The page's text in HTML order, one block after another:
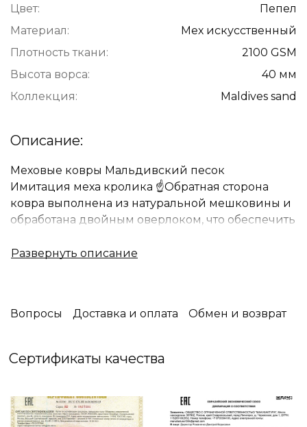
Цвет:
Пепел
Материал:
Мех искусственный
Плотность ткани:
2100 GSM
Высота ворса:
40 мм
Коллекция:
Maldivеs sand
Описание:
Меховые ковры Мальдивский песок
Имитация меха кролика ☝Обратная сторона
ковра выполнена из натуральной мешковины и
обработана двойным оверлоком, что обеспечить
⚜️Роскошные , стильные ,мягкие ,придают
с ними , вы несомненно влюбитесь в этот ковер.
гиппоаллергенны.
Современные технологии производства
размеров.
Вопросы Доставка и оплата Обмен и возврат
Сертификаты качества